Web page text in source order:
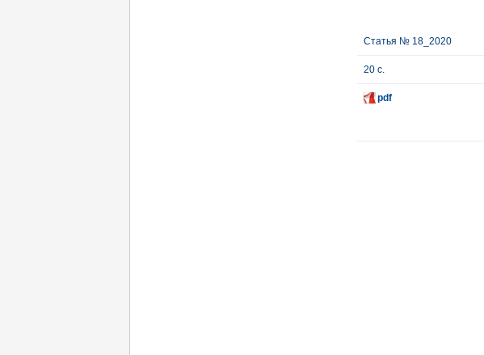
Статья № 18_2020
20 с.
pdf